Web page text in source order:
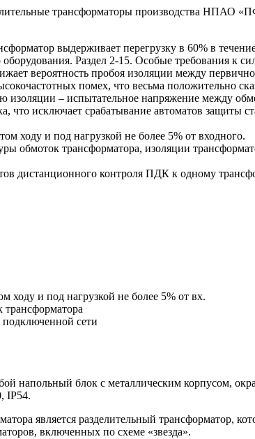
трансформаторы производства НПАО
выдерживает перегрузку в 60% в
Раздел 2-15. Особые требования к
вероятность пробоя изоляции между
помех, что весьма положительно
– испытательное напряжение между
что исключает срабатывание автоматов защиты
ходу и под нагрузкой не более 5% от входного.
обмоток трансформатора, изоляции
дистанционного контроля ПДК к одному
ходу и под нагрузкой не более 5% от вх.
трансформатора
подключенной сети
напольный блок с металлическим корпусом,
IP54.
является разделительный трансформатор,
включенных по схеме «звезда».